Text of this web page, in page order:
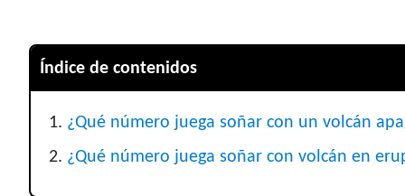
Índice de contenidos
¿Qué número juega soñar con un volcán
¿Qué número juega soñar con volcán en